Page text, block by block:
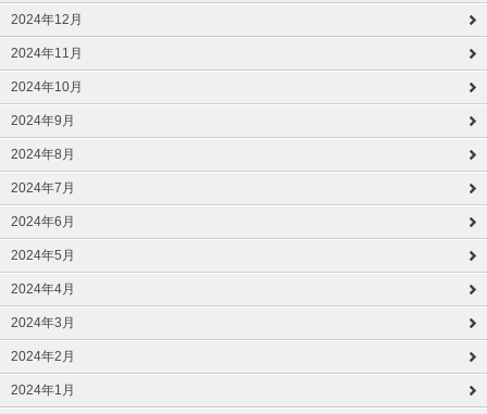
2024年12月
2024年11月
2024年10月
2024年9月
2024年8月
2024年7月
2024年6月
2024年5月
2024年4月
2024年3月
2024年2月
2024年1月